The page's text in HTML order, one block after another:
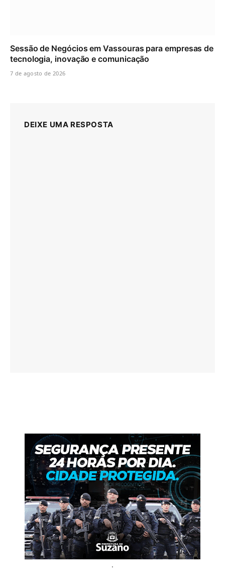
Sessão de Negócios em Vassouras para empresas de
tecnologia, inovação e comunicação
7 de agosto de 2026
DEIXE UMA RESPOSTA
.